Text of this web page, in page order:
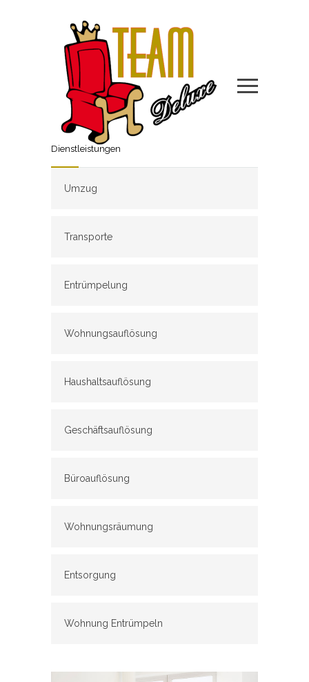
Dienstleistungen
Umzug
Transporte
Entrümpelung
Wohnungsauflösung
Haushaltsauflösung
Geschäftsauflösung
Büroauflösung
Wohnungsräumung
Entsorgung
Wohnung Entrümpeln